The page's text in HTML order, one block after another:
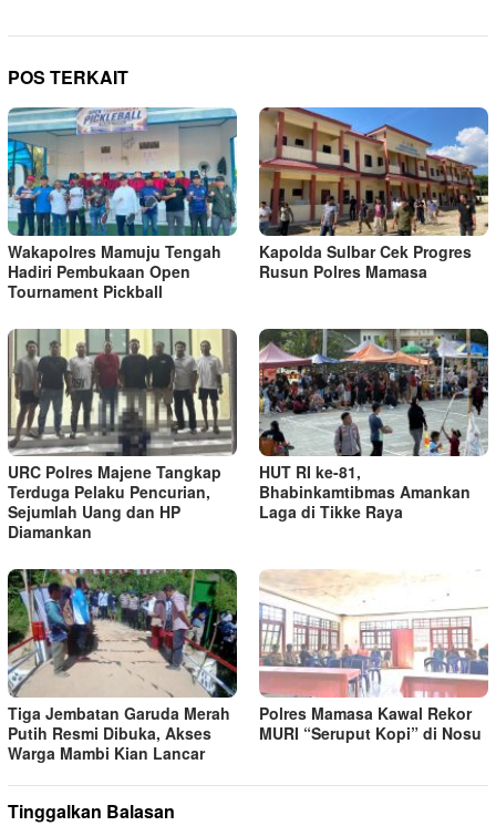
POS TERKAIT
Wakapolres Mamuju Tengah
Hadiri Pembukaan Open
Tournament Pickball
Kapolda Sulbar Cek Progres
Rusun Polres Mamasa
URC Polres Majene Tangkap
Terduga Pelaku Pencurian,
Sejumlah Uang dan HP
Diamankan
HUT RI ke-81,
Bhabinkamtibmas Amankan
Laga di Tikke Raya
Tiga Jembatan Garuda Merah
Putih Resmi Dibuka, Akses
Warga Mambi Kian Lancar
Polres Mamasa Kawal Rekor
MURI “Seruput Kopi” di Nosu
Tinggalkan Balasan